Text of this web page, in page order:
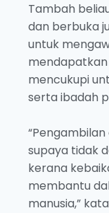
Tambah
dan berbuka
untuk
mencukupi
serta ibadah
supaya tidak
kerana
membantu
manusia,”